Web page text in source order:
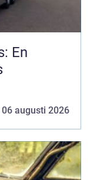
En
06 augusti 2026